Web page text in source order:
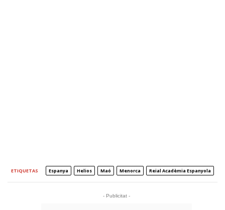
ETIQUETAS Espanya Helios Maó Menorca Reial Acadèmia Espanyola
- Publicitat -